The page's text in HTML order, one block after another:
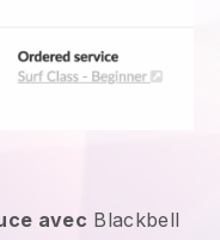
avec Blackbell